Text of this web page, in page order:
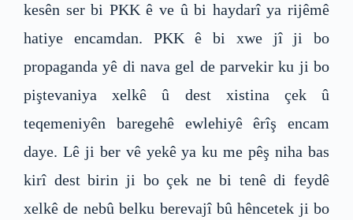
kesên ser bi PKK ê ve û bi haydarî ya rijêmê
hatiye encamdan. PKK ê bi xwe jî ji bo
propaganda yê di nava gel de parvekir ku ji bo
piştevaniya xelkê û dest xistina çek û
teqemeniyên baregehê ewlehiyê êrîş encam
daye. Lê ji ber vê yekê ya ku me pêş niha bas
kirî dest birin ji bo çek ne bi tenê di feydê
xelkê de nebû belku berevajî bû hêncetek ji bo